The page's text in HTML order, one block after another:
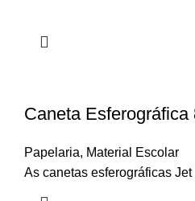
Caneta
Papelaria, Material Escolar
As canetas esferográficas